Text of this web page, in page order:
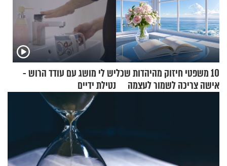
10 משפטי חיזוק מהיהדות שכל
אישה צריכה לשמור לעצמה
יש לי מושג עם עודד הרוש -
נטילת ידיים